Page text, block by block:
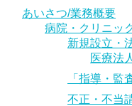
あいさつ/業務概要
病院・クリニッ
新規設立・
医療法
「指導・監
不正・不当